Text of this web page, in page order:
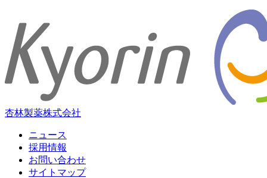
杏林製薬株式会社
ニュース
採用情報
お問い合わせ
サイトマップ